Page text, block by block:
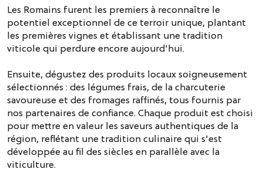
Les Romains furent les premiers à reconnaître le
potentiel exceptionnel de ce terroir unique, plantant
les premières vignes et établissant une tradition
viticole qui perdure encore aujourd'hui.
Ensuite, dégustez des produits locaux soigneusement
sélectionnés : des légumes frais, de la charcuterie
savoureuse et des fromages raffinés, tous fournis par
nos partenaires de confiance. Chaque produit est choisi
pour mettre en valeur les saveurs authentiques de la
région, reflétant une tradition culinaire qui s'est
développée au fil des siècles en parallèle avec la
viticulture.